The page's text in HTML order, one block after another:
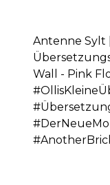
Antenne Sylt
Wall - Pink